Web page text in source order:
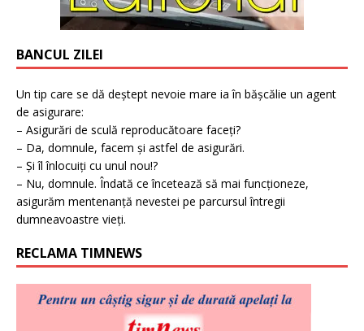
BANCUL ZILEI
Un tip care se dă deștept nevoie mare ia în bășcălie un agent
de asigurare:
– Asigurări de sculă reproducătoare faceți?
– Da, domnule, facem și astfel de asigurări.
– Și îl înlocuiți cu unul nou!?
– Nu, domnule. Îndată ce încetează să mai funcționeze,
asigurăm mentenanță nevestei pe parcursul întregii
dumneavoastre vieți.
RECLAMA TIMNEWS